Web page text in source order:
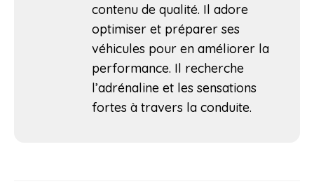
contenu de qualité. Il adore
optimiser et préparer ses
véhicules pour en améliorer la
performance. Il recherche
l’adrénaline et les sensations
fortes à travers la conduite.